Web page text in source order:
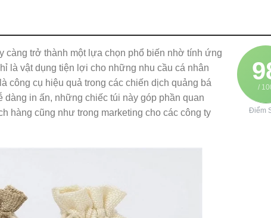
/
Điểm
càng trở thành một lựa chọn phổ biến nhờ tính ứng
là vật dụng tiện lợi cho những nhu cầu cá nhân
công cụ hiệu quả trong các chiến dịch quảng bá
in ấn, những chiếc túi này góp phần quan
hàng cũng như trong marketing cho các công ty